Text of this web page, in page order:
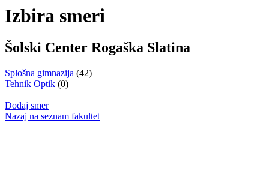
Izbira smeri
Šolski Center Rogaška Slatina
Splošna gimnazija (42)
Tehnik Optik (0)
Dodaj smer
Nazaj na seznam fakultet